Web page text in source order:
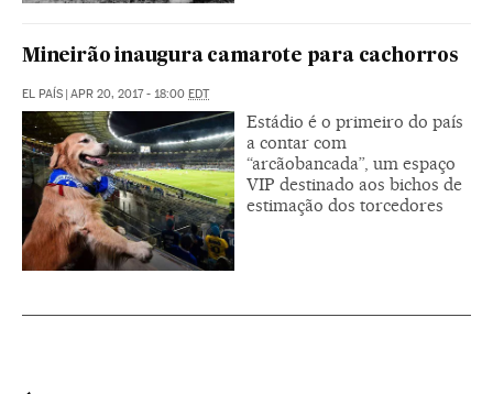
Mineirão inaugura camarote para cachorros
EL PAÍS | APR 20, 2017 - 18:00 EDT
Estádio é o primeiro do país
a contar com
“arcãobancada”, um espaço
VIP destinado aos bichos de
estimação dos torcedores